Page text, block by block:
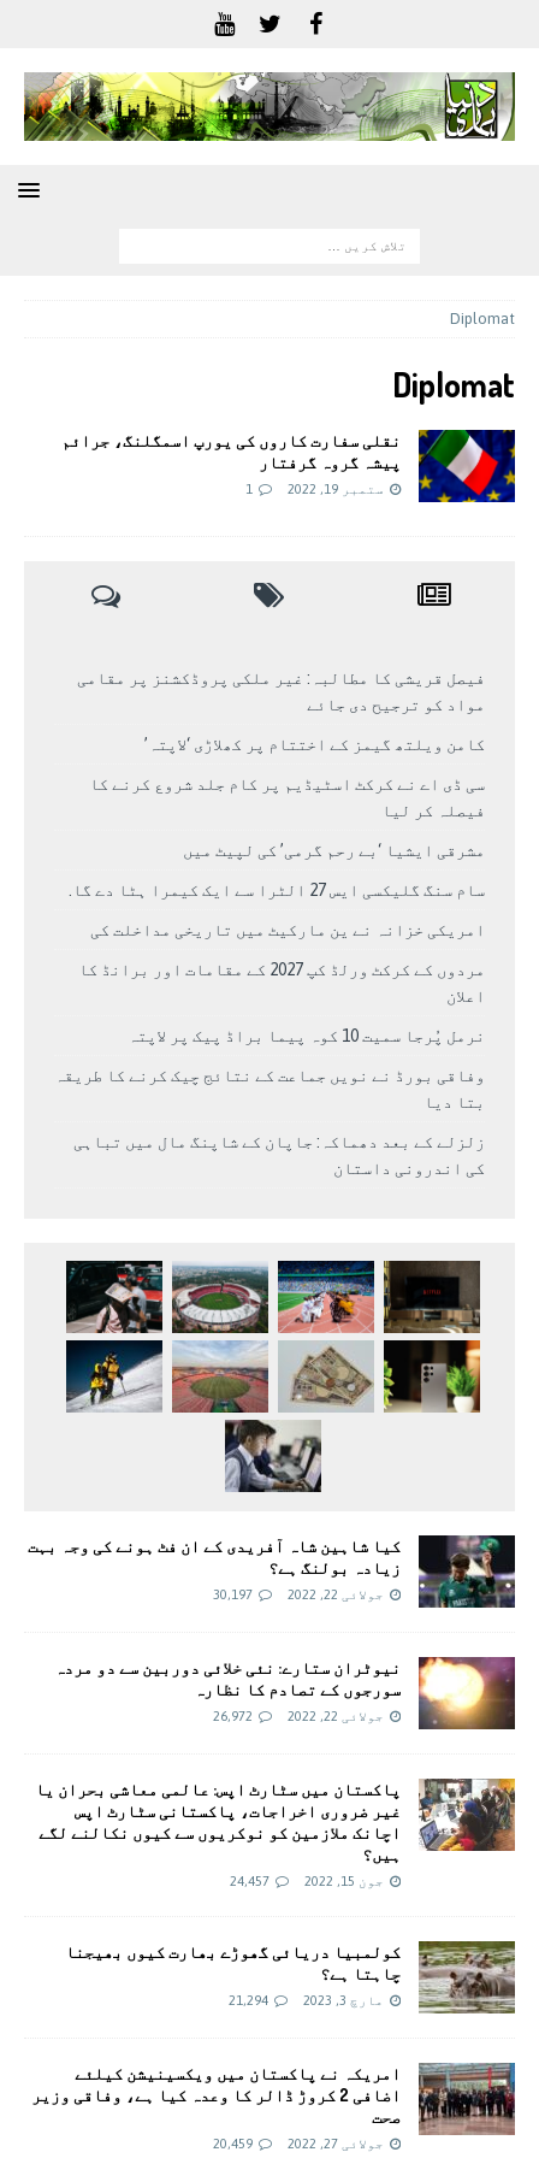
Diplomat
Diplomat
نقلی سفارت کاروں کی یورپ اسمگلنگ، جرائم
پیشہ گروہ گرفتار
ستمبر 19, 2022 1
فیصل قریشی کا مطالبہ: غیر ملکی پروڈکشنز پر مقامی
مواد کو ترجیح دی جائے
کامن ویلتھ گیمز کے اختتام پر کھلاڑی ‘لاپتہ’
سی ڈی اے نے کرکٹ اسٹیڈیم پر کام جلد شروع کرنے کا
فیصلہ کر لیا
مشرقی ایشیا ‘بے رحم گرمی’ کی لپیٹ میں
سام سنگ گلیکسی ایس 27 الٹرا سے ایک کیمرا ہٹا دے گا.
امریکی خزانہ نے ین مارکیٹ میں تاریخی مداخلت کی
مردوں کے کرکٹ ورلڈ کپ 2027 کے مقامات اور برانڈ کا
اعلان
نرمل پُرجا سمیت 10 کوہ پیما براڈ پیک پر لاپتہ
وفاقی بورڈ نے نویں جماعت کے نتائج چیک کرنے کا طریقہ
بتا دیا
زلزلے کے بعد دھماکہ: جاپان کے شاپنگ مال میں تباہی
کی اندرونی داستان
کیا شاہین شاہ آفریدی کے ان فٹ ہونے کی وجہ بہت
زیادہ بولنگ ہے؟
جولائی 22, 2022 30,197
نیوٹران ستارے: نئی خلائی دوربین سے دو مردہ
سورجوں کے تصادم کا نظارہ
جولائی 22, 2022 26,972
پاکستان میں سٹارٹ اپس: عالمی معاشی بحران یا
غیر ضروری اخراجات، پاکستانی سٹارٹ اپس
اچانک ملازمین کو نوکریوں سے کیوں نکالنے لگے
ہیں؟
جون 15, 2022 24,457
کولمبیا دریائی گھوڑے بھارت کیوں بھیجنا
چاہتا ہے؟
مارچ 3, 2023 21,294
امريکہ نے پاکستان میں ویکسینیشن کیلئے
اضافی 2 کروڑ ڈالر کا وعدہ کیا ہے، وفاقی وزیر
صحت
جولائی 27, 2022 20,459